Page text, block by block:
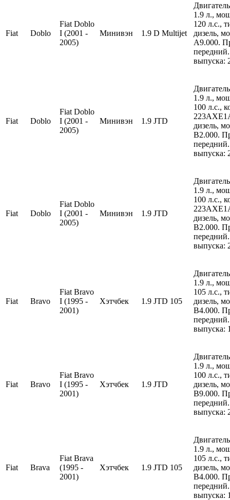
Fiat Doblo
Fiat Doblo
I (2001 -
2005)
Минивэн 1.9 D Multijet
1.9 л.,
120 л.с.,
дизель,
A9.000.
выпуска:
Fiat Doblo
Fiat Doblo
I (2001 -
2005)
Минивэн 1.9 JTD
1.9 л.,
100 л.с.,
дизель,
B2.000.
выпуска:
Fiat Doblo
Fiat Doblo
I (2001 -
2005)
Минивэн 1.9 JTD
1.9 л.,
100 л.с.,
дизель,
B2.000.
выпуска:
Fiat Bravo
Fiat Bravo
I (1995 -
2001)
Хэтчбек 1.9 JTD 105
1.9 л.,
105 л.с.,
дизель,
B4.000.
выпуска:
Fiat Bravo
Fiat Bravo
I (1995 -
2001)
Хэтчбек 1.9 JTD
1.9 л.,
100 л.с.,
дизель,
B9.000.
выпуска:
Fiat Brava
Fiat Brava
(1995 -
2001)
Хэтчбек 1.9 JTD 105
1.9 л.,
105 л.с.,
дизель,
B4.000.
выпуска: